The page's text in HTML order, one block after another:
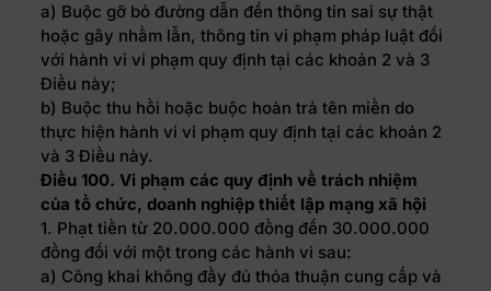
a) Buộc gỡ bỏ đường dẫn đến thông tin sai sự thật
hoặc gây nhầm lẫn, thông tin vi phạm pháp luật đối
với hành vi vi phạm quy định tại các khoản 2 và 3
Điều này;
b) Buộc thu hồi hoặc buộc hoàn trả tên miền do
thực hiện hành vi vi phạm quy định tại các khoản 2
và 3 Điều này.
Điều 100. Vi phạm các quy định về trách nhiệm
của tổ chức, doanh nghiệp thiết lập mạng xã hội
1. Phạt tiền từ 20.000.000 đồng đến 30.000.000
đồng đối với một trong các hành vi sau:
a) Công khai không đầy đủ thỏa thuận cung cấp và